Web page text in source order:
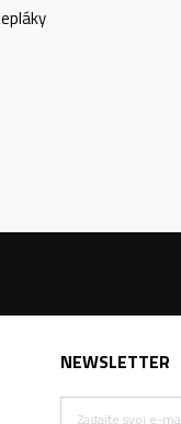
NEWSLETTER